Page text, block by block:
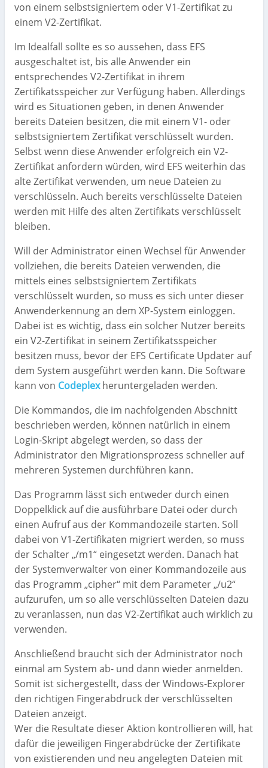
von einem selbstsigniertem oder V1-Zertifikat zu
einem V2-Zertifikat.
Im Idealfall sollte es so aussehen, dass EFS
ausgeschaltet ist, bis alle Anwender ein
entsprechendes V2-Zertifikat in ihrem
Zertifikatsspeicher zur Verfügung haben. Allerdings
wird es Situationen geben, in denen Anwender
bereits Dateien besitzen, die mit einem V1- oder
selbstsigniertem Zertifikat verschlüsselt wurden.
Selbst wenn diese Anwender erfolgreich ein V2-
Zertifikat anfordern würden, wird EFS weiterhin das
alte Zertifikat verwenden, um neue Dateien zu
verschlüsseln. Auch bereits verschlüsselte Dateien
werden mit Hilfe des alten Zertifikats verschlüsselt
bleiben.
Will der Administrator einen Wechsel für Anwender
vollziehen, die bereits Dateien verwenden, die
mittels eines selbstsigniertem Zertifikats
verschlüsselt wurden, so muss es sich unter dieser
Anwenderkennung an dem XP-System einloggen.
Dabei ist es wichtig, dass ein solcher Nutzer bereits
ein V2-Zertifikat in seinem Zertifikatsspeicher
besitzen muss, bevor der EFS Certificate Updater auf
dem System ausgeführt werden kann. Die Software
kann von Codeplexheruntergeladen werden.
Die Kommandos, die im nachfolgenden Abschnitt
beschrieben werden, können natürlich in einem
Login-Skript abgelegt werden, so dass der
Administrator den Migrationsprozess schneller auf
mehreren Systemen durchführen kann.
Das Programm lässt sich entweder durch einen
Doppelklick auf die ausführbare Datei oder durch
einen Aufruf aus der Kommandozeile starten. Soll
dabei von V1-Zertifikaten migriert werden, so muss
der Schalter „/m1“ eingesetzt werden. Danach hat
der Systemverwalter von einer Kommandozeile aus
das Programm „cipher“ mit dem Parameter „/u2“
aufzurufen, um so alle verschlüsselten Dateien dazu
zu veranlassen, nun das V2-Zertifikat auch wirklich zu
verwenden.
Anschließend braucht sich der Administrator noch
einmal am System ab- und dann wieder anmelden.
Somit ist sichergestellt, dass der Windows-Explorer
den richtigen Fingerabdruck der verschlüsselten
Dateien anzeigt.
Wer die Resultate dieser Aktion kontrollieren will, hat
dafür die jeweiligen Fingerabdrücke der Zertifikate
von existierenden und neu angelegten Dateien mit